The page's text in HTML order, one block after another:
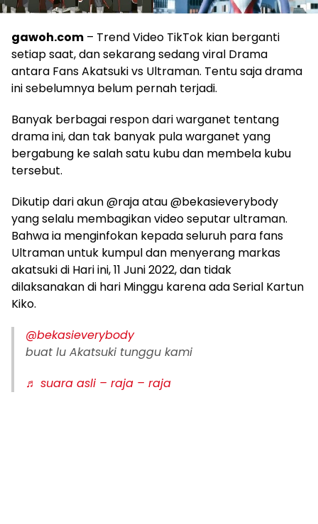
gawoh.com – Trend Video TikTok kian berganti
setiap saat, dan sekarang sedang viral Drama
antara Fans Akatsuki vs Ultraman. Tentu saja drama
ini sebelumnya belum pernah terjadi.
Banyak berbagai respon dari warganet tentang
drama ini, dan tak banyak pula warganet yang
bergabung ke salah satu kubu dan membela kubu
tersebut.
Dikutip dari akun @raja atau @bekasieverybody
yang selalu membagikan video seputar ultraman.
Bahwa ia menginfokan kepada seluruh para fans
Ultraman untuk kumpul dan menyerang markas
akatsuki di Hari ini, 11 Juni 2022, dan tidak
dilaksanakan di hari Minggu karena ada Serial Kartun
Kiko.
@bekasieverybody
buat lu Akatsuki tunggu kami
♬ suara asli – raja – raja